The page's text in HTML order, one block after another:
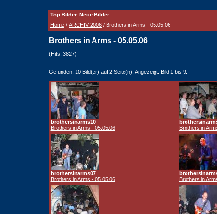
Top Bilder Neue Bilder
Home / ARCHIV 2006 / Brothers in Arms - 05.05.06
Brothers in Arms - 05.05.06
(Hits: 3827)
Gefunden: 10 Bild(er) auf 2 Seite(n). Angezeigt: Bild 1 bis 9.
brothersinarms10
Brothers in Arms - 05.05.06
Brothers in
brothersinarms07
Brothers in Arms - 05.05.06
Brothers in